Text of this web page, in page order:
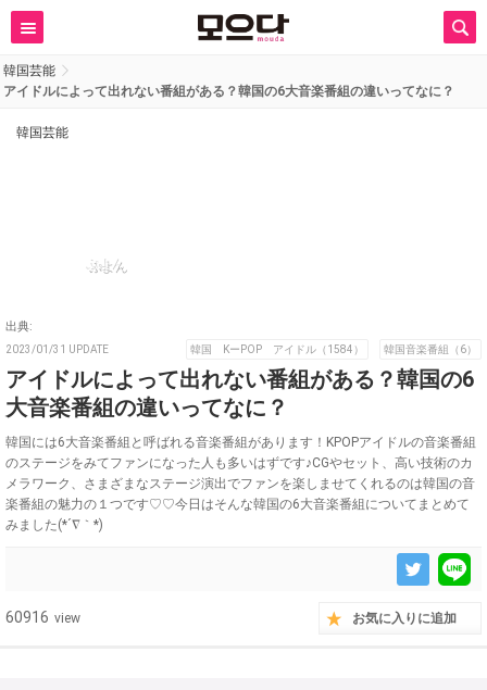
韓国芸能
アイドルによって出れない番組がある？韓国の6大音楽番組の違いってなに？
韓国芸能
ぷよん
出典:
2023/01/31 UPDATE 韓国 KーPOP アイドル（1584） 韓国音楽番組（6）
アイドルによって出れない番組がある？韓国の6
大音楽番組の違いってなに？
韓国には6大音楽番組と呼ばれる音楽番組があります！KPOPアイドルの音楽番組
のステージをみてファンになった人も多いはずです♪CGやセット、高い技術のカ
メラワーク、さまざまなステージ演出でファンを楽しませてくれるのは韓国の音
楽番組の魅力の１つです♡♡今日はそんな韓国の6大音楽番組についてまとめて
みました(*´∇｀*)
60916 view お気に入りに追加